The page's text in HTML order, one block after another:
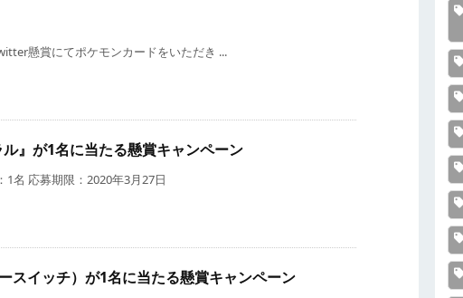
賞にてポケモンカードをいただき ...
が1名に当たる懸賞キャンペーン
名 応募期限：2020年3月27日
イッチ）が1名に当たる懸賞キャンペーン